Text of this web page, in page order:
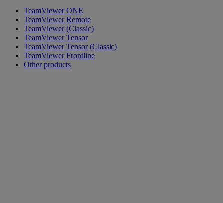
TeamViewer ONE
TeamViewer Remote
TeamViewer (Classic)
TeamViewer Tensor
TeamViewer Tensor (Classic)
TeamViewer Frontline
Other products